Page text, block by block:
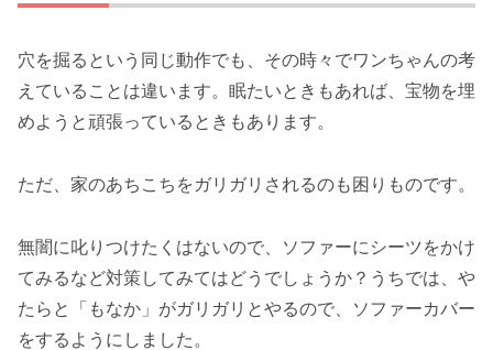
穴を掘るという同じ動作でも、その時々でワンちゃんの考
えていることは違います。眠たいときもあれば、宝物を埋
めようと頑張っているときもあります。
ただ、家のあちこちをガリガリされるのも困りものです。
無闇に叱りつけたくはないので、ソファーにシーツをかけ
てみるなど対策してみてはどうでしょうか？うちでは、や
たらと「もなか」がガリガリとやるので、ソファーカバー
をするようにしました。